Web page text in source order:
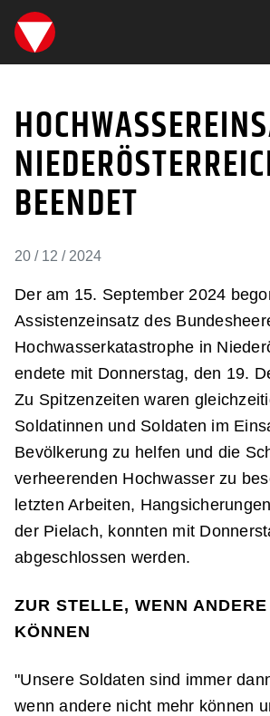
SKIPLINKS
BEENDET
20 / 12 / 2024
Der am 15. September 2024
Assistenzeinsatz des
Hochwasserkatastrophe in
endete mit Donnerstag, den 19.
Zu Spitzenzeiten waren
Soldatinnen und Soldaten im
Bevölkerung zu helfen und die
verheerenden Hochwasser zu
letzten Arbeiten,
der Pielach, konnten mit
abgeschlossen werden.
ZUR STELLE, WENN
KÖNNEN
"Unsere Soldaten sind immer
wenn andere nicht mehr können